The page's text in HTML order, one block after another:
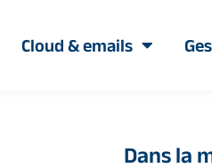
Cloud & emails
Dans la